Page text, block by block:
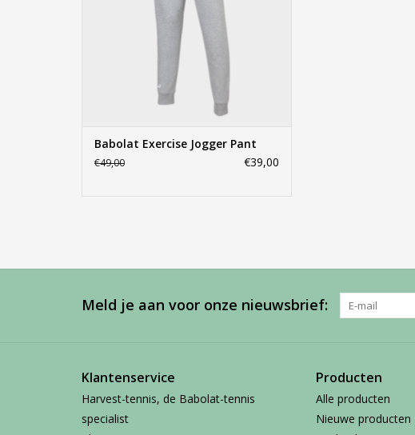
Babolat Exercise Jogger Pant
€49,00 €39,00
Meld je aan voor onze nieuwsbrief:
Klantenservice
Harvest-tennis, de Babolat-tennis
specialist
Producten
Alle producten
Nieuwe producten